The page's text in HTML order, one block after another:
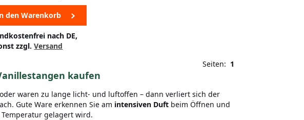
den Warenkorb
nach DE,
zzgl.Versand
Seiten: 1
kaufen
waren zu lange licht- und luftoffen – dann verliert sich der
Gute Ware erkennen Sie am intensiven Duft beim Öffnen und
gelagert wird.